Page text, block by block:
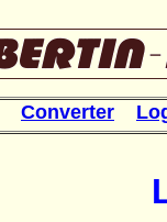
Converter